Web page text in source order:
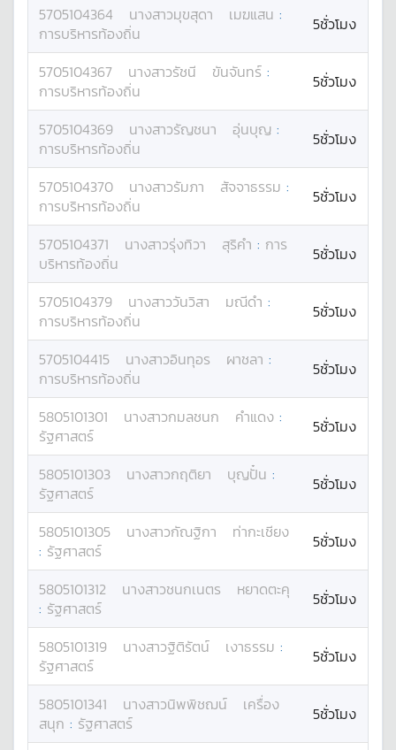
5705104364 นางสาวมุขสุดา เมฆแสน :
การบริหารท้องถิ่น
5ชั่วโมง
5705104367 นางสาวรัชนี ขันจันทร์ :
การบริหารท้องถิ่น
5ชั่วโมง
5705104369 นางสาวรัญชนา อุ่นบุญ :
การบริหารท้องถิ่น
5ชั่วโมง
5705104370 นางสาวรัมภา สัจจาธรรม :
การบริหารท้องถิ่น
5ชั่วโมง
5705104371 นางสาวรุ่งทิวา สุริคำ : การ
บริหารท้องถิ่น
5ชั่วโมง
5705104379 นางสาววันวิสา มณีดำ :
การบริหารท้องถิ่น
5ชั่วโมง
5705104415 นางสาวอินทุอร ผาชลา :
การบริหารท้องถิ่น
5ชั่วโมง
5805101301 นางสาวกมลชนก คำแดง :
รัฐศาสตร์
5ชั่วโมง
5805101303 นางสาวกฤติยา บุญปั๋น :
รัฐศาสตร์
5ชั่วโมง
5805101305 นางสาวกัณฐิกา
ท่ากะเชียง
: รัฐศาสตร์ 5ชั่วโมง
5805101312 นางสาวชนกเนตร
หยาดตะคุ
: รัฐศาสตร์ 5ชั่วโมง
5805101319 นางสาวฐิติรัตน์ เงาธรรม :
รัฐศาสตร์
5ชั่วโมง
5805101341 นางสาวนิพพิชฌน์
เครื่อง
สนุก : รัฐศาสตร์ 5ชั่วโมง